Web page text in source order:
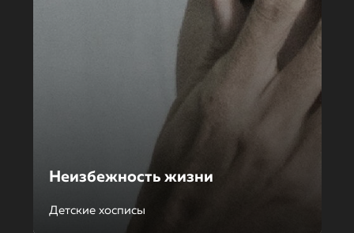
Неизбежность жизни
Детские хосписы